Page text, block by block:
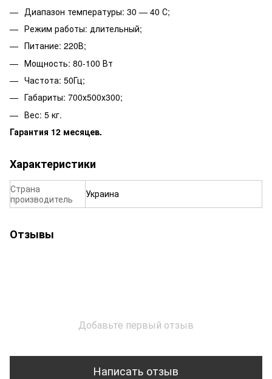
Диапазон температуры: 30 — 40 С;
Режим работы: длительный;
Питание: 220В;
Мощность: 80-100 Вт
Частота: 50Гц;
Габариты: 700х500х300;
Вес: 5 кг.
Гарантия 12 месяцев.
Характеристики
Страна
производитель
Украина
Отзывы
Добавьте первый отзыв
Написать отзыв